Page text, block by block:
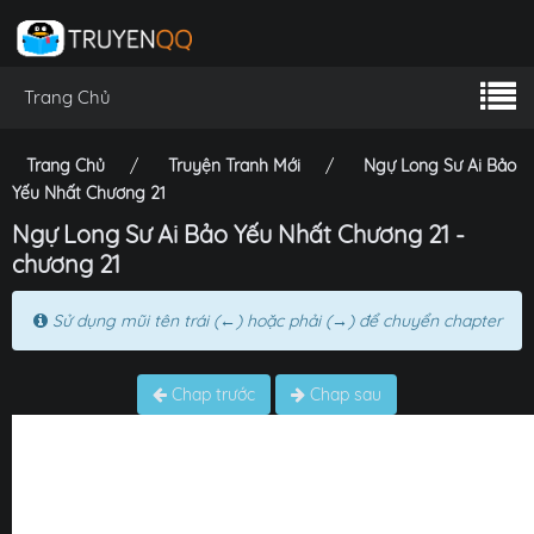
Trang Chủ
Trang Chủ Truyện Tranh Mới
Ngự Long Sư Ai Bảo
Yếu Nhất Chương 21
Ngự Long Sư Ai Bảo Yếu Nhất Chương 21 -
chương 21
Sử dụng mũi tên trái (←) hoặc phải (→) để chuyển chapter
Chap trước Chap sau